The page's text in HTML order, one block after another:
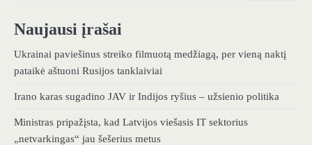
Naujausi įrašai
Ukrainai paviešinus streiko filmuotą medžiagą, per vieną naktį
pataikė aštuoni Rusijos tanklaiviai
Irano karas sugadino JAV ir Indijos ryšius – užsienio politika
Ministras pripažįsta, kad Latvijos viešasis IT sektorius
„netvarkingas“ jau šešerius metus